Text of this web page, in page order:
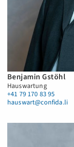
Benjamin Gstöhl
Hauswartung
+41 79 170 83 95
hauswart@confida.li